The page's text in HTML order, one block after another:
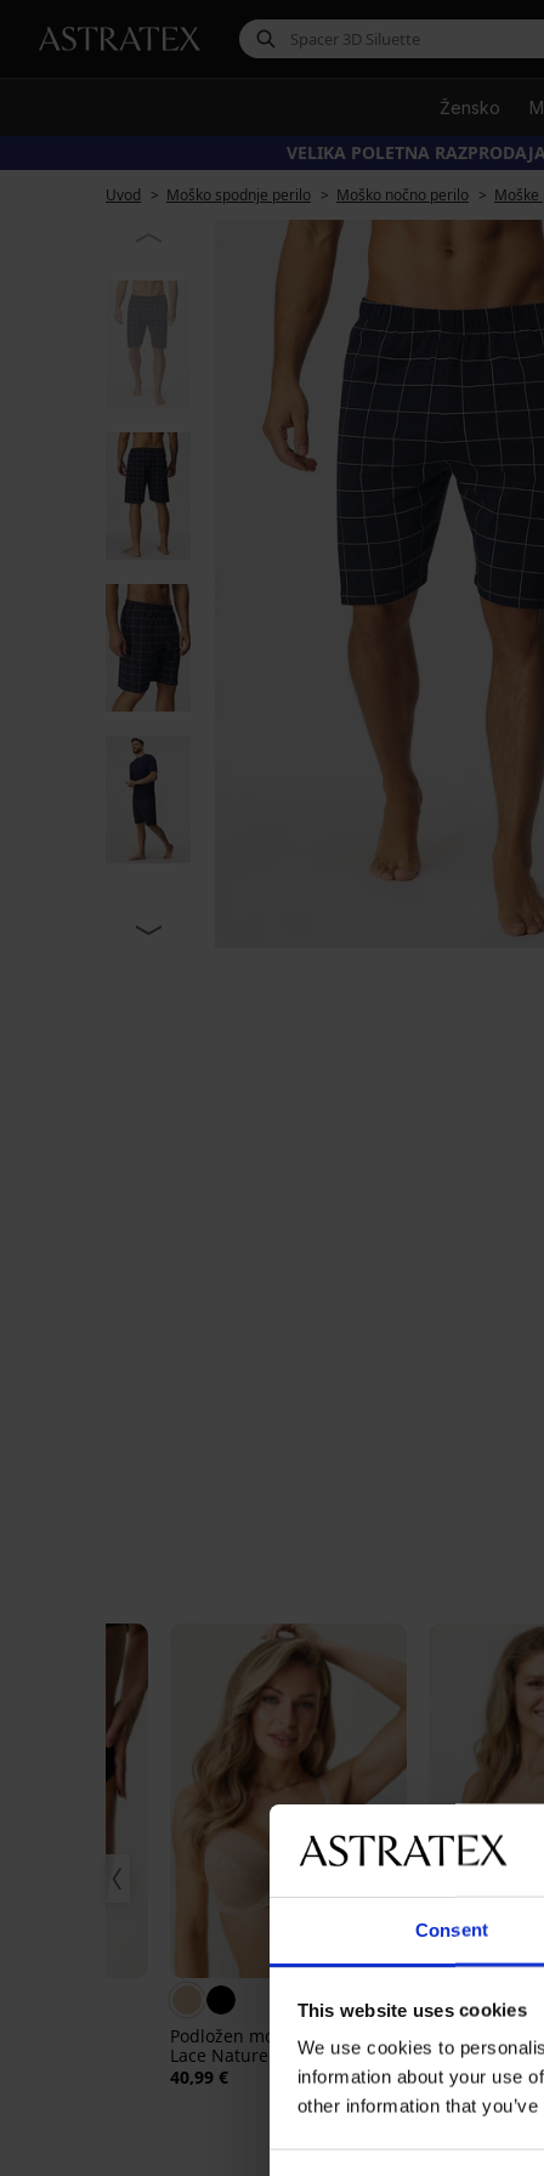
Consent
This website uses cookies
We use cookies to
information about your use
other information that
Žensko
VELIKA POLETNA
Uvod Moško spodnje perilo Moško nočno perilo Moške
Podložen modrček Themis
Lace Nature
40,99 €
Bestseller
Nepodložen
by IVA
39,99 €